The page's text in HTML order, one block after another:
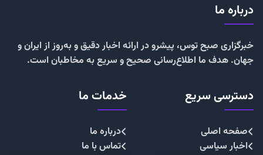
درباره ما
خبرگزاری صبح توس، پیشرو در ارائه اخبار دقیق و به‌روز از ایران و
جهان. هدف ما اطلاع‌رسانی صحیح و سریع به مخاطبان است.
دسترسی سریع
صفحه اصلی
اخبار سیاسی
خدمات ما
درباره ما
تماس با ما